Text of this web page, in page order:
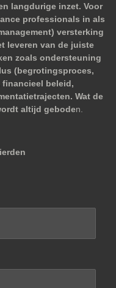
langdurige inzet. Voor
professionals in als
versterking
leveren van de juiste
zoals ondersteuning
(begrotingsproces,
beleid,
Wat de
altijd geboden.